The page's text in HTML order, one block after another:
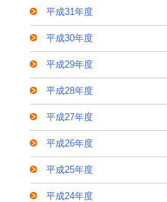
平成31年度
平成30年度
平成29年度
平成28年度
平成27年度
平成26年度
平成25年度
平成24年度